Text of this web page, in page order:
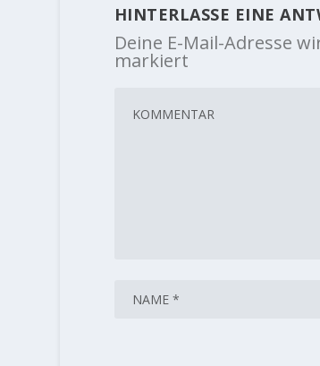
HINTERLASSE EINE
Deine E-Mail-Adresse
markiert